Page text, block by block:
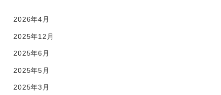
2026年4月
2025年12月
2025年6月
2025年5月
2025年3月